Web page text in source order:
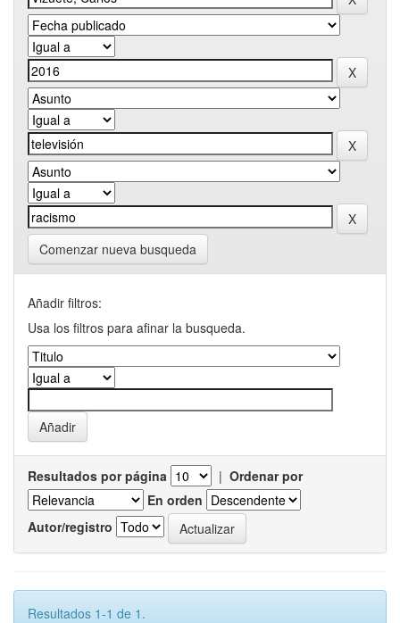
Comenzar nueva busqueda
Añadir filtros:
Usa los filtros para afinar la busqueda.
Resultados por página | Ordenar por
En orden
Autor/registro
Resultados 1-1 de 1.